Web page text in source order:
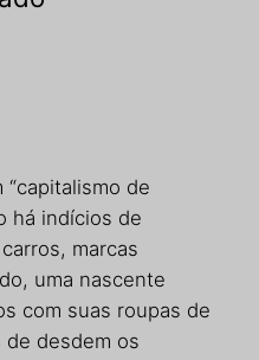
de
há indícios de
marcas
uma nascente
com suas roupas de
desdem os